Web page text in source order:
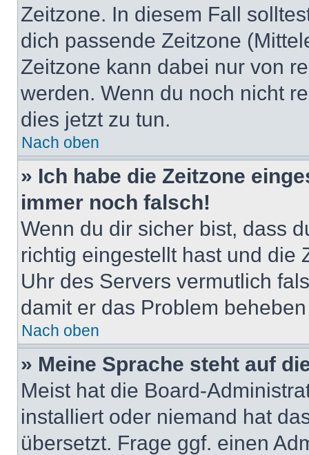
Zeitzone. In diesem Fall
dich passende Zeitzone
Zeitzone kann dabei nur von
werden. Wenn du noch nicht
dies jetzt zu tun.
Nach oben
» Ich habe die Zeitzone
immer noch falsch!
Wenn du dir sicher bist, dass
richtig eingestellt hast und die
Uhr des Servers vermutlich
damit er das Problem
Nach oben
» Meine Sprache steht auf
Meist hat die Board-
installiert oder niemand hat
übersetzt. Frage ggf. einen